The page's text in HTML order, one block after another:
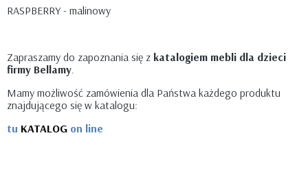
RASPBERRY - malinowy
Zapraszamy do zapoznania się z katalogiem mebli dla dzieci
firmy Bellamy.
Mamy możliwość zamówienia dla Państwa każdego produktu
znajdującego się w katalogu:
tu KATALOG on line